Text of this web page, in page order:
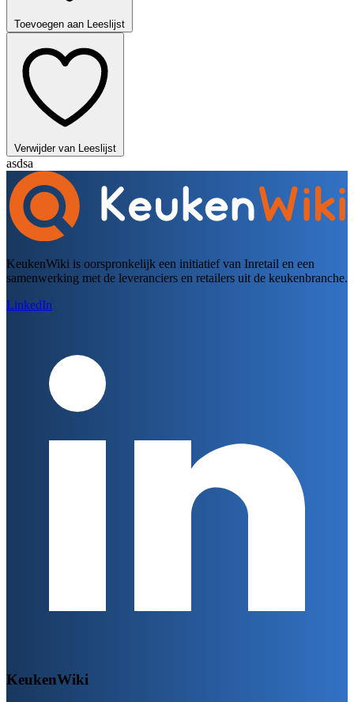
Toevoegen aan Leeslijst
Verwijder van Leeslijst
asdsa
KeukenWiki is oorspronkelijk een initiatief van Inretail en een
samenwerking met de leveranciers en retailers uit de keukenbranche.
LinkedIn
KeukenWiki